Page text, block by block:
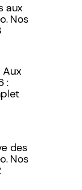
aux
Nos
Aux
:
des
Nos